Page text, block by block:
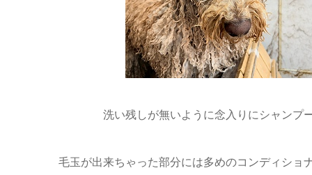
洗い残しが無いように念入りにシャンプ
毛玉が出来ちゃった部分には多めのコンディショ